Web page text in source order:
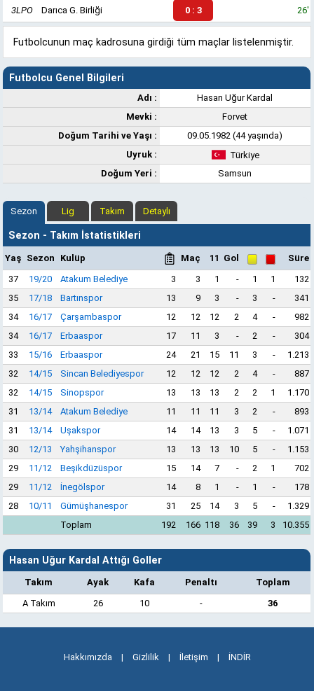
3LPO Darıca G. Birliği 0 : 3 26'
Futbolcunun maç kadrosuna girdiği tüm maçlar listelenmiştir.
Futbolcu Genel Bilgileri
Adı :
Hasan Uğur Kardal
Mevki :
Forvet
Doğum Tarihi ve Yaşı :
09.05.1982 (44 yaşında)
Uyruk :
Türkiye
Doğum Yeri :
Samsun
Sezon Lig Takım Detaylı
Sezon - Takım İstatistikleri
Yaş Sezon Kulüp Maç 11 Gol
Süre
37
19/20 Atakum Belediye 3 3 1 - 1 1
132
35
17/18 Bartınspor 13 9 3 - 3 -
341
34
16/17 Çarşambaspor 12 12 12 2 4 -
982
34
16/17 Erbaaspor 17 11 3 - 2 -
304
33
15/16 Erbaaspor 24 21 15 11 3 -
1.213
32
14/15 Sincan Belediyespor 12 12 12 2 4 -
887
32
14/15 Sinopspor 13 13 13 2 2 1
1.170
31
13/14 Atakum Belediye 11 11 11 3 2 -
893
31
13/14 Uşakspor 14 14 13 3 5 -
1.071
30
12/13 Yahşihanspor 13 13 13 10 5 -
1.153
29
11/12 Beşikdüzüspor 15 14 7 - 2 1
702
29
11/12 İnegölspor 14 8 1 - 1 -
178
28
10/11 Gümüşhanespor 31 25 14 3 5 -
1.329
Toplam
192 166 118 36 39 3 10.355
Hasan Uğur Kardal Attığı Goller
Takım Ayak Kafa Penaltı
Toplam
A Takım
26 10 - 36
Hakkımızda | Gizlilik | İletişim | İNDİR